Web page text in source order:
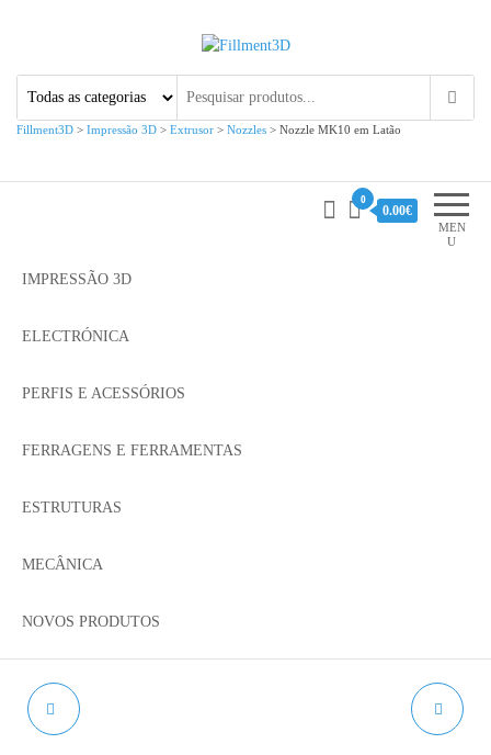
Fillment3D
Fillment3D > Impressão 3D > Extrusor > Nozzles > Nozzle MK10 em Latão
MEN
U
0
0.00€
IMPRESSÃO 3D
ELECTRÓNICA
PERFIS E ACESSÓRIOS
FERRAGENS E FERRAMENTAS
ESTRUTURAS
MECÂNICA
NOVOS PRODUTOS